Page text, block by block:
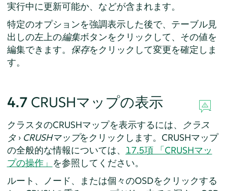
実行中に更新可能か、などが含まれます。
特定のオプションを強調表示した後で、テーブル見
出しの左上の編集ボタンをクリックして、その値を
編集できます。 保存をクリックして変更を確定しま
す。
4.7 CRUSHマップの表示
クラスタのCRUSHマップを表示するには、
クラス
タ› CRUSHマップをクリックします。CRUSHマップ
の全般的な情報については、 17.5項 「CRUSHマッ
プの操作」 を参照してください。
ルート、ノード、または個々のOSDをクリックする